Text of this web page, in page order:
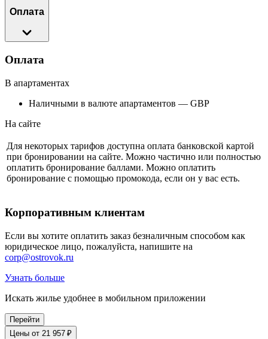
Оплата
Оплата
В апартаментах
Наличными в валюте апартаментов — GBP
На сайте
Для некоторых тарифов доступна оплата банковской картой
при бронировании на сайте. Можно частично или полностью
оплатить бронирование баллами. Можно оплатить
бронирование с помощью промокода, если он у вас есть.
Корпоративным клиентам
Если вы хотите оплатить заказ безналичным способом как
юридическое лицо, пожалуйста, напишите на
corp@ostrovok.ru
Узнать больше
Искать жилье удобнее в мобильном приложении
Перейти
Цены от 21 957 ₽